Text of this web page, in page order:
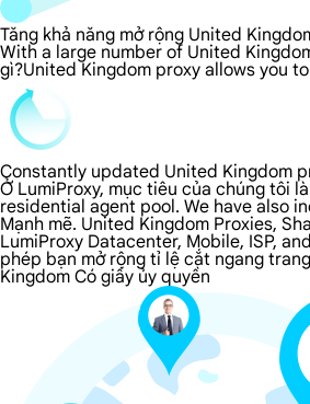
Tăng khả năng mở rộng United
With a large number of United
gì?United Kingdom proxy allows you
Constantly updated United Kingdom
Ở LumiProxy, mục tiêu của chúng tôi
residential agent pool. We have also
Mạnh mẽ. United Kingdom Proxies,
LumiProxy Datacenter, Mobile, ISP,
phép bạn mở rộng tỉ lệ cắt ngang
Kingdom Có giấy ủy quyền